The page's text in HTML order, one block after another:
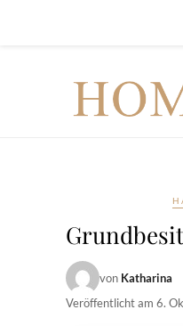
von Katharina
Veröffentlicht am 6.